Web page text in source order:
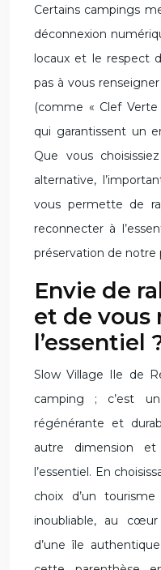
Certains campings
déconnexion
locaux et le respect
pas à vous
(comme « Clef
qui garantissent un
Que vous
alternative,
vous permette de
reconnecter à
préservation de notre
Envie de
et de vous
l’essentiel
Slow Village Ile de
camping ; c’est
régénérante et
autre dimension
l’essentiel. En
choix d’un
inoubliable, au
d’une île